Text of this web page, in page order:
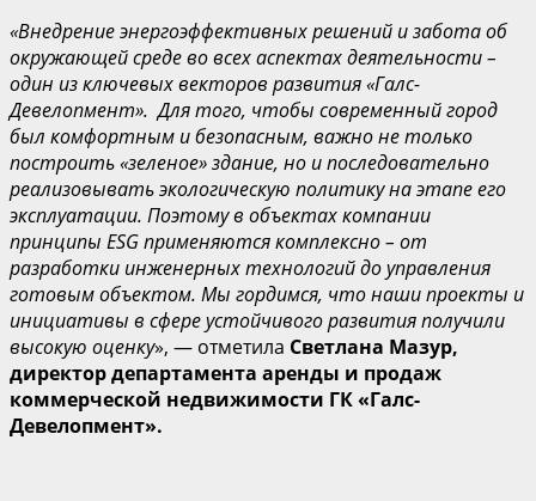
«Внедрение энергоэффективных решений и забота об
окружающей среде во всех аспектах деятельности –
один из ключевых векторов развития «Галс-
Девелопмент». Для того, чтобы современный город
был комфортным и безопасным, важно не только
построить «зеленое» здание, но и последовательно
реализовывать экологическую политику на этапе его
эксплуатации. Поэтому в объектах компании
принципы ESG применяются комплексно – от
разработки инженерных технологий до управления
готовым объектом. Мы гордимся, что наши проекты и
инициативы в сфере устойчивого развития получили
высокую оценку», — отметила Светлана Мазур,
директор департамента аренды и продаж
коммерческой недвижимости ГК «Галс-
Девелопмент».